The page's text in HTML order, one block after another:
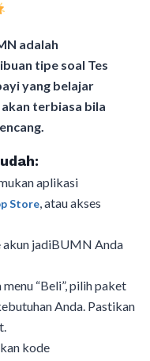
adalah
tipe soal Tes
yang belajar
terbiasa bila
aplikasi
Store, atau akses
akun jadiBUMN Anda
menu “Beli”, pilih paket
Anda. Pastikan
kode